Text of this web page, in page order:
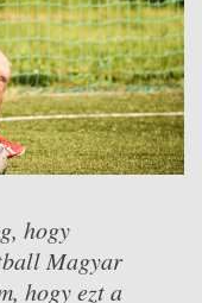
hogy
Magyar
hogy ezt a